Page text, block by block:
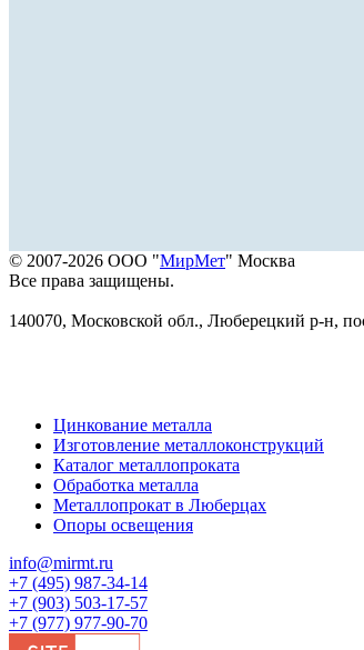
© 2007-2026 ООО "МирМет" Москва
Все права защищены.
140070, Московской обл., Люберецкий р-н,
Цинкование металла
Изготовление металлоконструкций
Каталог металлопроката
Обработка металла
Металлопрокат в Люберцах
Опоры освещения
info@mirmt.ru
+7 (495) 987-34-14
+7 (903) 503-17-57
+7 (977) 977-90-70